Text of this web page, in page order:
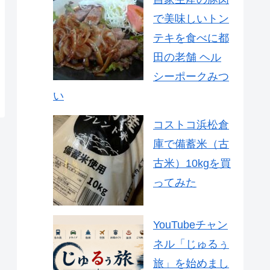
で美味しいトン
テキを食べに都
田の老舗 ヘル
シーポークみつ
い
コストコ浜松倉
庫で備蓄米（古
古米）10kgを買
ってみた
YouTubeチャン
ネル「じゅるぅ
旅」を始めまし